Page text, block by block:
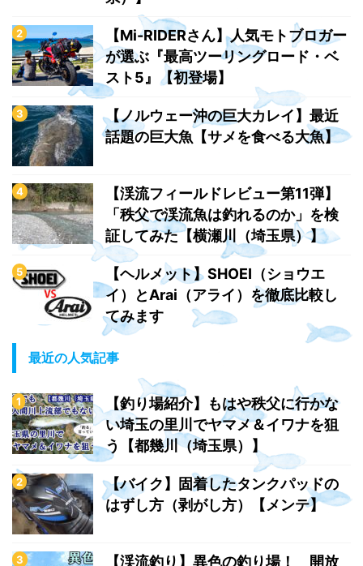
【Mi-RIDERさん】人気モトブロガー
が選ぶ『最高ツーリングロード・ベ
スト5』【初登場】
【ノルウェー沖の巨大カレイ】最近
話題の巨大魚【サメを食べる大魚】
【渓流フィールドレビュー第11弾】
「秩父で渓流魚は釣れるのか」を検
証してみた【横瀬川（埼玉県）】
【ヘルメット】SHOEI（ショウエ
イ）とArai（アライ）を徹底比較し
てみます
最近の人気記事
【釣り場紹介】もはや秩父に行かな
い埼玉の里川でヤマメ＆イワナを狙
う【都幾川（埼玉県）】
【バイク】固着したタンクパッドの
はずし方（剥がし方）【メンテ】
【渓流釣り】異色の釣り場！ 開放